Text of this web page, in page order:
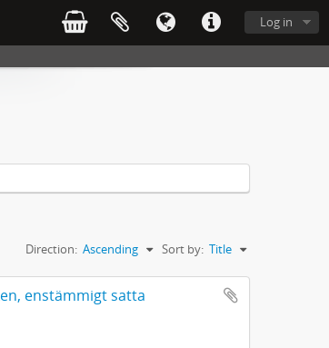
Log in
Sort by: Title
Direction: Ascending
enstämmigt satta